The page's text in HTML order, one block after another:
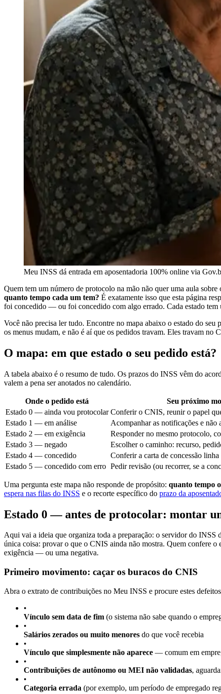
Meu INSS dá entrada em aposentadoria 100% online via
Quem tem um número de protocolo na mão não quer uma aula
quanto tempo cada um tem? É exatamente isso que esta página
foi concedido — ou foi concedido com algo errado. Cada estado tem
Você não precisa ler tudo. Encontre no mapa abaixo o estado do
os menus mudam, e não é aí que os pedidos travam. Eles travam
O mapa: em que estado o seu pedido está?
A tabela abaixo é o resumo de tudo. Os prazos do INSS vêm do
valem a pena ser anotados no calendário.
Onde o pedido está
Seu próximo
Estado 0 — ainda vou protocolar Conferir o CNIS, reunir o papel
Estado 1 — em análise
Acompanhar as notificações e não
Estado 2 — em exigência
Responder no mesmo protocolo,
Estado 3 — negado
Escolher o caminho: recurso,
Estado 4 — concedido
Conferir a carta de concessão linha
Estado 5 — concedido com erro Pedir revisão (ou recorrer, se a
Uma pergunta este mapa não responde de propósito: quanto tempo
espera nas filas do INSS e o recorte específico do prazo da
Estado 0 — antes de protocolar: montar
Aqui vai a ideia que organiza toda a preparação: o servidor do INSS
única coisa: provar o que o CNIS ainda não mostra. Quem confere
exigência — ou uma negativa.
Primeiro movimento: caçar os buracos do CNIS
Abra o extrato de contribuições no Meu INSS e procure estes
•
Vínculo sem data de fim (o sistema não sabe quando o
•
Salários zerados ou muito menores do que você recebia
•
Vínculo que simplesmente não aparece — comum em
•
Contribuições de autônomo ou MEI não validadas,
•
Categoria errada (por exemplo, um período de empregado